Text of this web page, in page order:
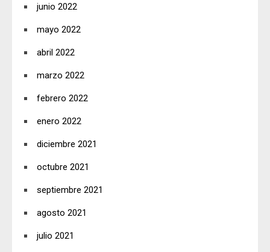
junio 2022
mayo 2022
abril 2022
marzo 2022
febrero 2022
enero 2022
diciembre 2021
octubre 2021
septiembre 2021
agosto 2021
julio 2021